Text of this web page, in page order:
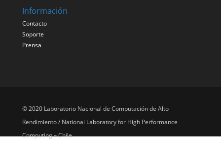
Información
Contacto
Soporte
Prensa
© 2020 Laboratorio Nacional de Computación de Alto
Rendimiento / National Laboratory for High Performance
Computing – Chile